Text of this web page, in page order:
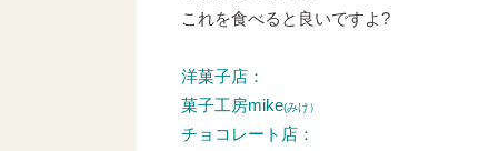
これを食べると良いですよ?
洋菓子店：
菓子工房mike(みけ）
チョコレート店：